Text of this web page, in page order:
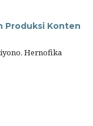
Produksi Konten
Hernofika